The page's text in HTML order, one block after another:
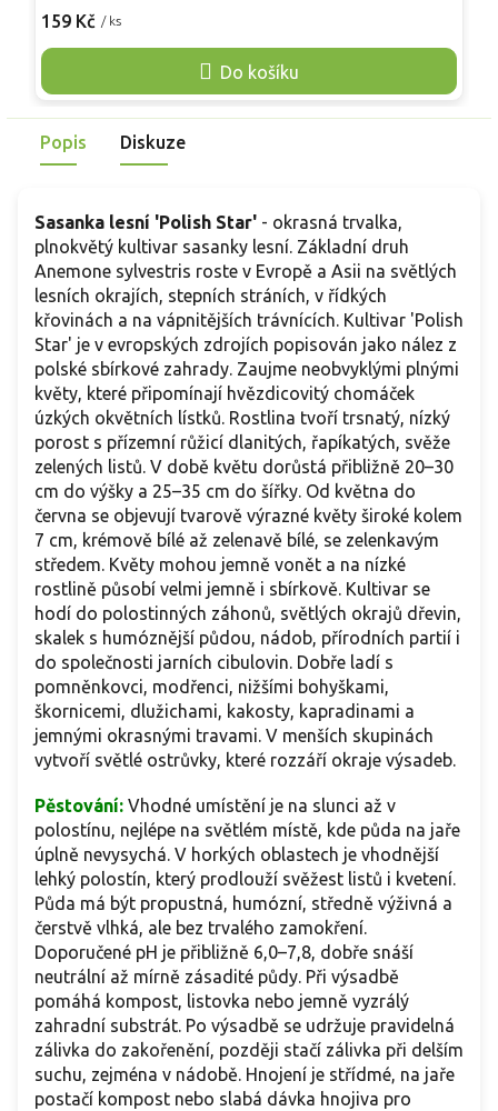
159 Kč / ks
Do košíku
stonky. Kvete bohatě od srpna do října. Plně mrazuvzdorná,
výsadeb.
Popis Diskuze
Sasanka lesní 'Polish Star' - okrasná trvalka,
plnokvětý kultivar sasanky lesní. Základní druh
Anemone sylvestris roste v Evropě a Asii na světlých
lesních okrajích, stepních stráních, v řídkých
křovinách a na vápnitějších trávnících. Kultivar 'Polish
Star' je v evropských zdrojích popisován jako nález z
polské sbírkové zahrady. Zaujme neobvyklými plnými
květy, které připomínají hvězdicovitý chomáček
úzkých okvětních lístků. Rostlina tvoří trsnatý, nízký
porost s přízemní růžicí dlanitých, řapíkatých, svěže
zelených listů. V době květu dorůstá přibližně 20–30
cm do výšky a 25–35 cm do šířky. Od května do
června se objevují tvarově výrazné květy široké kolem
7 cm, krémově bílé až zelenavě bílé, se zelenkavým
středem. Květy mohou jemně vonět a na nízké
rostlině působí velmi jemně i sbírkově. Kultivar se
hodí do polostinných záhonů, světlých okrajů dřevin,
skalek s humóznější půdou, nádob, přírodních partií i
do společnosti jarních cibulovin. Dobře ladí s
pomněnkovci, modřenci, nižšími bohyškami,
škornicemi, dlužichami, kakosty, kapradinami a
jemnými okrasnými travami. V menších skupinách
vytvoří světlé ostrůvky, které rozzáří okraje výsadeb.
Pěstování: Vhodné umístění je na slunci až v
polostínu, nejlépe na světlém místě, kde půda na jaře
úplně nevysychá. V horkých oblastech je vhodnější
lehký polostín, který prodlouží svěžest listů i kvetení.
Půda má být propustná, humózní, středně výživná a
čerstvě vlhká, ale bez trvalého zamokření.
Doporučené pH je přibližně 6,0–7,8, dobře snáší
neutrální až mírně zásadité půdy. Při výsadbě
pomáhá kompost, listovka nebo jemně vyzrálý
zahradní substrát. Po výsadbě se udržuje pravidelná
zálivka do zakořenění, později stačí zálivka při delším
suchu, zejména v nádobě. Hnojení je střídmé, na jaře
postačí kompost nebo slabá dávka hnojiva pro